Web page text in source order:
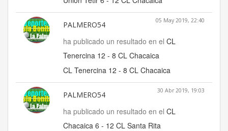
PALMERO54 05 May 2019, 22:40
ha publicado un resultado en el CL
Tenercina 12 - 8 CL Chacaica
CL Tenercina 12 - 8 CL Chacaica
PALMERO54 30 Abr 2019, 19:03
ha publicado un resultado en el CL
Chacaica 6 - 12 CL Santa Rita